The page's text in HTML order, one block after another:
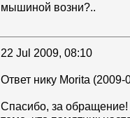
мышиной возни?..
22 Jul 2009, 08:10
Ответ нику Morita (2009-
Спасибо, за